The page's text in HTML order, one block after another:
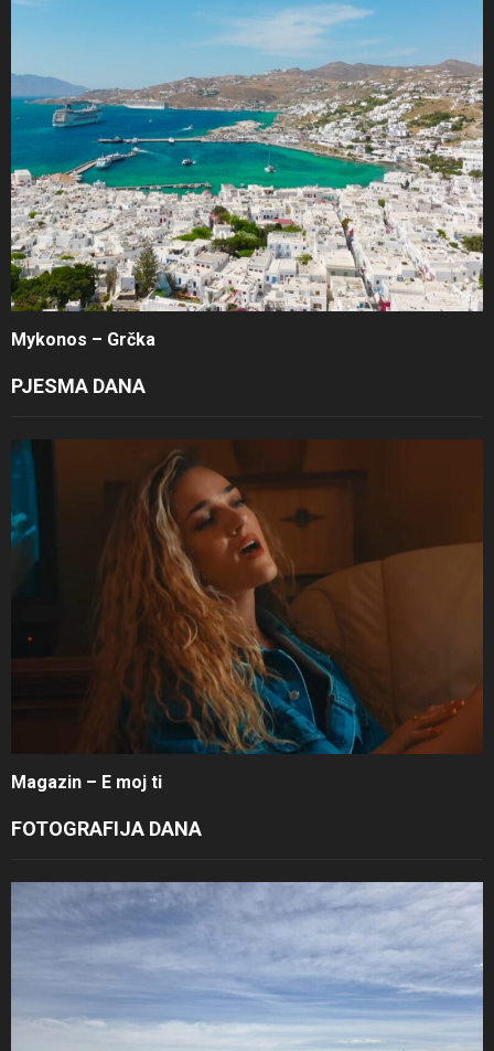
Mykonos – Grčka
PJESMA DANA
Magazin – E moj ti
FOTOGRAFIJA DANA